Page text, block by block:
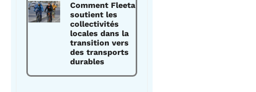
Comment Fleeta
soutient les
collectivités
locales dans la
transition vers
des transports
durables